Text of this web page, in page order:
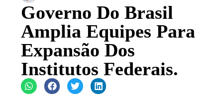
Governo Do Brasil
Amplia Equipes Para
Expansão Dos
Institutos Federais.